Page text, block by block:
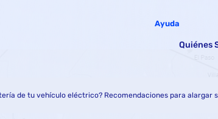
Ayuda
Quiénes
de tu vehículo eléctrico? Recomendaciones para alargar